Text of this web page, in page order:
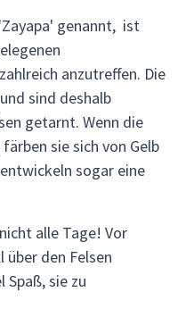
genannt, ist
anzutreffen. Die
sind deshalb
getarnt. Wenn die
sie sich von Gelb
sogar eine
alle Tage! Vor
über den Felsen
sie zu